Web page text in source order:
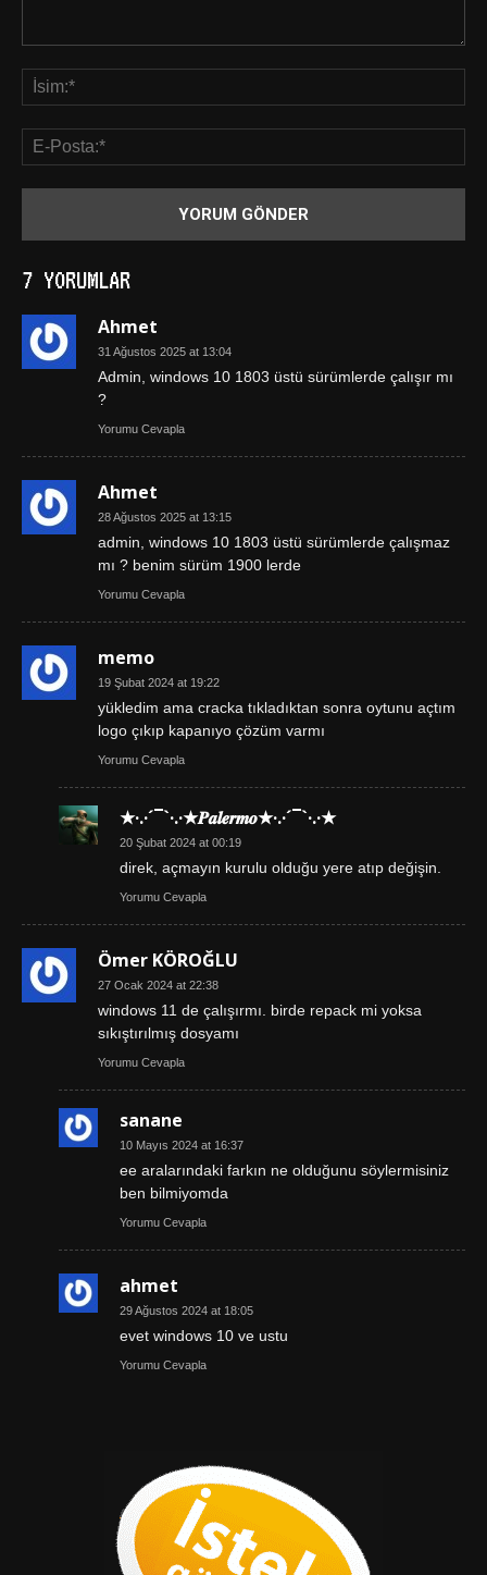
7 YORUMLAR
Ahmet
31 Ağustos 2025 at 13:04
Admin, windows 10 1803 üstü sürümlerde çalışır mı
?
Yorumu Cevapla
Ahmet
28 Ağustos 2025 at 13:15
admin, windows 10 1803 üstü sürümlerde çalışmaz
mı ? benim sürüm 1900 lerde
Yorumu Cevapla
memo
19 Şubat 2024 at 19:22
yükledim ama cracka tıkladıktan sonra oytunu açtım
logo çıkıp kapanıyo çözüm varmı
Yorumu Cevapla
★·.·´¯`·.·★𝑷𝒂𝒍𝒆𝒓𝒎𝒐★·.·´¯`·.·★
20 Şubat 2024 at 00:19
direk, açmayın kurulu olduğu yere atıp değişin.
Yorumu Cevapla
Ömer KÖROĞLU
27 Ocak 2024 at 22:38
windows 11 de çalışırmı. birde repack mi yoksa
sıkıştırılmış dosyamı
Yorumu Cevapla
sanane
10 Mayıs 2024 at 16:37
ee aralarındaki farkın ne olduğunu söylermisiniz
ben bilmiyomda
Yorumu Cevapla
ahmet
29 Ağustos 2024 at 18:05
evet windows 10 ve ustu
Yorumu Cevapla